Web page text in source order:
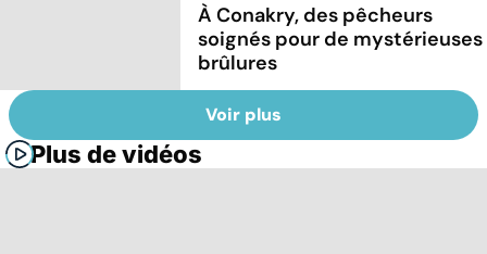
À Conakry, des pêcheurs
soignés pour de mystérieuses
brûlures
Voir plus
Plus de vidéos